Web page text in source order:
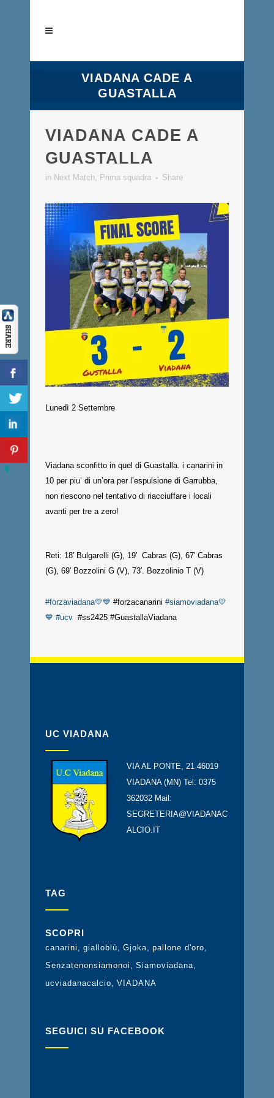
VIADANA CADE A
GUASTALLA
VIADANA CADE A
GUASTALLA
in Next Match, Prima squadra Share
Lunedì 2 Settembre
Viadana sconfitto in quel di Guastalla. i canarini in
10 per piu’ di un’ora per l’espulsione di Garrubba,
non riescono nel tentativo di riacciuffare i locali
avanti per tre a zero!
Reti: 18′ Bulgarelli (G), 19′ Cabras (G), 67′ Cabras
(G), 69′ Bozzolini G (V), 73′. Bozzolinio T (V)
#forzaviadana💛💙 #forzacanarini #siamoviadana💛
💙 #ucv #ss2425 #GuastallaViadana
UC VIADANA
VIA AL PONTE, 21 46019
VIADANA (MN) Tel: 0375
362032 Mail:
SEGRETERIA@VIADANAC
ALCIO.IT
TAG
SCOPRI
canarini gialloblù Gjoka pallone d'oro
Senzatenonsiamonoi
Siamoviadana
ucviadanacalcio
VIADANA
SEGUICI SU FACEBOOK